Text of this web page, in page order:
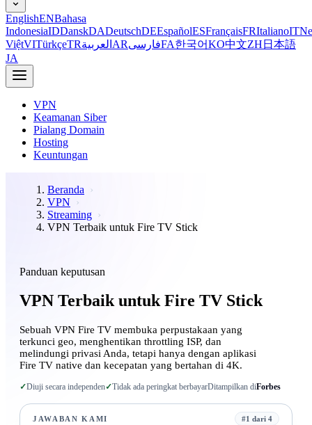
EnglishENBahasa
IndonesiaIDDanskDADeutschDEEspañolESFrançaisFRItalianoIT
ViệtVITürkçeTRالعربية ARفارسیFA한국어KO中文ZH 日本語
JA
VPN
Keamanan Siber
Pialang Domain
Hosting
Keuntungan
Beranda
VPN
Streaming
VPN Terbaik untuk Fire TV Stick
Panduan keputusan
VPN Terbaik untuk Fire TV Stick
Sebuah VPN Fire TV membuka perpustakaan yang
terkunci geo, menghentikan throttling ISP, dan
melindungi privasi Anda, tetapi hanya dengan aplikasi
Fire TV native dan kecepatan yang bertahan di 4K.
✓Diuji secara independen✓Tidak ada peringkat berbayarDitampilkan diForbes
JAWABAN KAMI #1 dari 4